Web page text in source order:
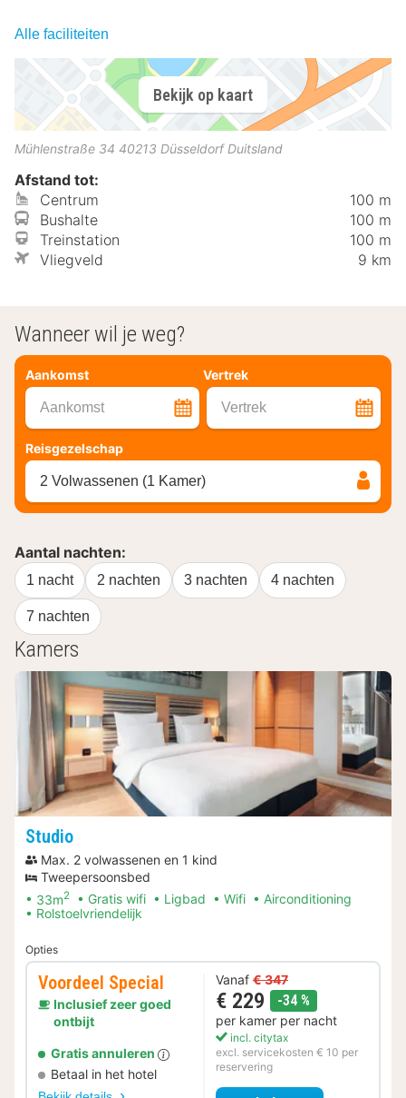
Alle faciliteiten
Bekijk op kaart
Mühlenstraße 34 40213 Düsseldorf Duitsland
Afstand tot:
Centrum
100 m
Bushalte
100 m
Treinstation
100 m
Vliegveld
9 km
Wanneer wil je weg?
Aankomst Vertrek
Aankomst Vertrek
Reisgezelschap
2 Volwassenen (1 Kamer)
Aantal nachten:
1 nacht 2 nachten 3 nachten 4 nachten
7 nachten
Kamers
Studio
Max. 2 volwassenen en 1 kind
Tweepersoonsbed
33m2 Gratis wifi Ligbad Wifi
Airconditioning
Rolstoelvriendelijk
Opties
Voordeel Special
Inclusief zeer goed
ontbijt
Gratis annuleren
Betaal in het hotel
Vanaf € 347
€ 229 -34 %
per kamer per nacht
incl. citytax
excl. servicekosten € 10 per
reservering